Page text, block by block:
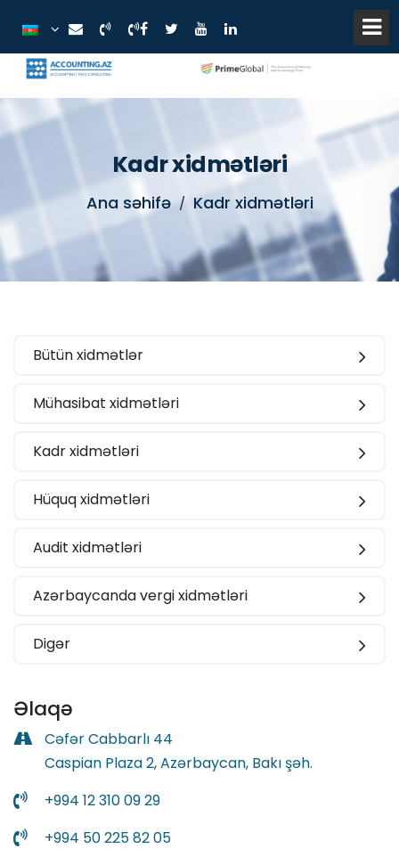
Kadr xidmətləri
Ana səhifə Kadr xidmətləri
Bütün xidmətlər
Mühasibat xidmətləri
Kadr xidmətləri
Hüquq xidmətləri
Audit xidmətləri
Azərbaycanda vergi xidmətləri
Digər
Əlaqə
Cəfər Cabbarlı 44
Caspian Plaza 2, Azərbaycan, Bakı şəh.
+994 12 310 09 29
+994 50 225 82 05